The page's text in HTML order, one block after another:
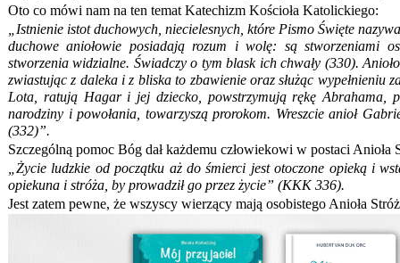
Oto co mówi nam na ten temat Katechizm Kościoła Katolickiego:
„Istnienie istot duchowych, niecielesnych, które Pismo Święte
duchowe aniołowie posiadają rozum i wolę: są stworzeniami
stworzenia widzialne. Świadczy o tym blask ich chwały (330).
zwiastując z daleka i z bliska to zbawienie oraz służąc wypełnieniu
Lota, ratują Hagar i jej dziecko, powstrzymują rękę Abrahama,
narodziny i powołania, towarzyszą prorokom. Wreszcie anioł
(332)”.
Szczególną pomoc Bóg dał każdemu człowiekowi w postaci
„Życie ludzkie od początku aż do śmierci jest otoczone opieką i
opiekuna i stróża, by prowadził go przez życie” (KKK 336).
Jest zatem pewne, że wszyscy wierzący mają osobistego Anioła